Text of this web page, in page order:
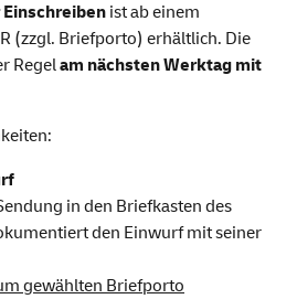
ist ab einem
(zzgl. Briefporto) erhältlich. Die
Regelam nächsten Werktag mit
in den Briefkasten des
den Einwurf mit seiner
gewählten Briefporto